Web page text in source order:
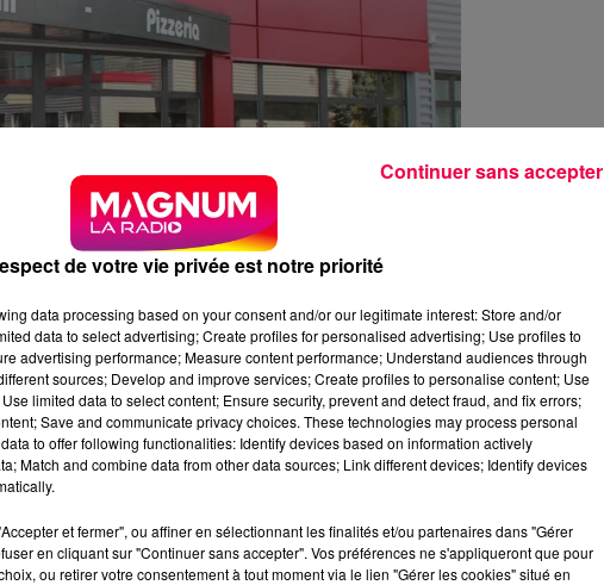
de votre vie privée est notre priorité
data processing based on your consent and/or our legitimate interest: Store and/or
data to select advertising; Create profiles for personalised advertising; Use profiles to
advertising performance; Measure content performance; Understand audiences through
sources; Develop and improve services; Create profiles to personalise content; Use
limited data to select content; Ensure security, prevent and detect fraud, and fix errors;
Save and communicate privacy choices. These technologies may process personal
to offer following functionalities: Identify devices based on information actively
Match and combine data from other data sources; Link different devices; Identify devices
et fermer", ou affiner en sélectionnant les finalités et/ou partenaires dans "Gérer
en cliquant sur "Continuer sans accepter". Vos préférences ne s'appliqueront que pour
ou retirer votre consentement à tout moment via le lien "Gérer les cookies" situé en
Continuer sans accepter